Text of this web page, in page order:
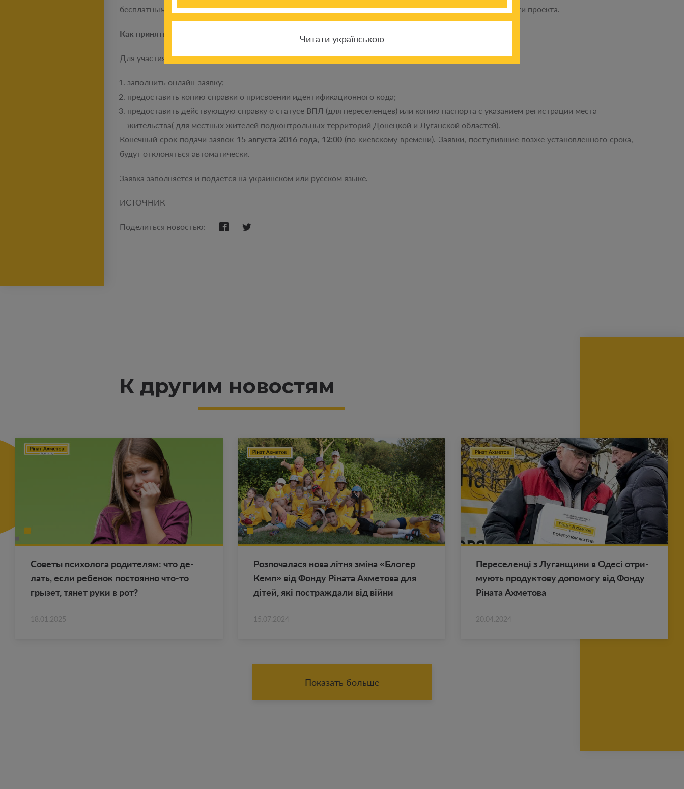
бесплатным трудом, предоставлением оборудования, помещения и т.д.) в размере не менее 25% стоимости проекта.
Как принять участие?
Для участия в конкурсе желающие должны:
заполнить онлайн-заявку;
предоставить копию справки о присвоении идентификационного кода;
предоставить действующую справку о статусе ВПЛ (для переселенцев) или копию паспорта с указанием регистрации места
жительства( для местных жителей подконтрольных территорий Донецкой и Луганской областей).
Конечный срок подачи заявок 15 августа 2016 года, 12:00 (по киевскому времени). Заявки, поступившие позже установленного срока,
будут отклоняться автоматически.
Заявка заполняется и подается на украинском или русском языке.
ИСТОЧНИК
Поделиться новостью:
К другим новостям
Со­ве­ты пси­хо­ло­га ро­ди­те­лям: что де­
лать, если ре­бе­нок по­сто­ян­но что-то
гры­зет, тянет руки в рот?
18.01.2025
Роз­по­ча­ла­ся нова літня зміна «Бло­гер
Кемп» від Фонду Ріната Ах­ме­то­ва для
дітей, які по­ст­раж­да­ли від війни
15.07.2024
Пе­ре­се­ленці з Лу­ган­щи­ни в Одесі от­ри­
му­ють про­дук­то­ву до­по­мо­гу від Фонду
Ріната Ах­ме­то­ва
20.04.2024
Показать больше
Читати українською